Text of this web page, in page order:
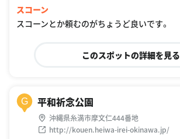
スコーン
スコーンとか頼むのがちょうど良いです。
このスポットの詳細を見る
G 平和祈念公園
沖縄県糸満市摩文仁444番地
http://kouen.heiwa-irei-okinawa.jp/